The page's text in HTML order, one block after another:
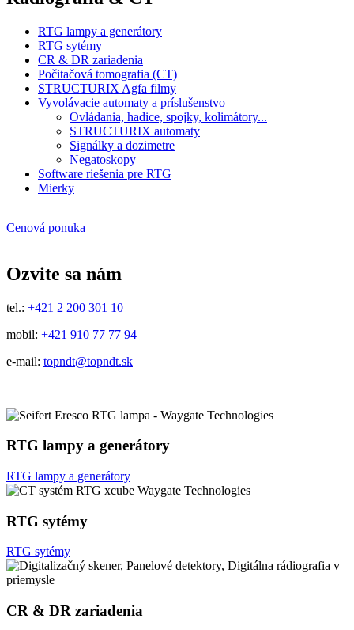
RTG lampy a generátory
RTG sytémy
CR & DR zariadenia
Počitačová tomografia (CT)
STRUCTURIX Agfa filmy
Vyvolávacie automaty a príslušenstvo
Ovládania, hadice, spojky, kolimátory...
STRUCTURIX automaty
Signálky a dozimetre
Negatoskopy
Software riešenia pre RTG
Mierky
Cenová ponuka
Ozvite sa nám
tel.: +421 2 200 301 10
mobil: +421 910 77 77 94
e-mail: topndt@topndt.sk
RTG lampy a generátory
RTG lampy a generátory
RTG sytémy
RTG sytémy
CR & DR zariadenia